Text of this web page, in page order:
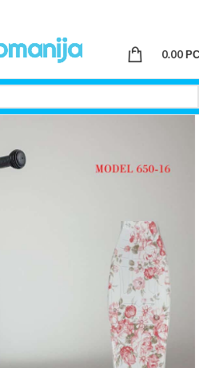
0.00